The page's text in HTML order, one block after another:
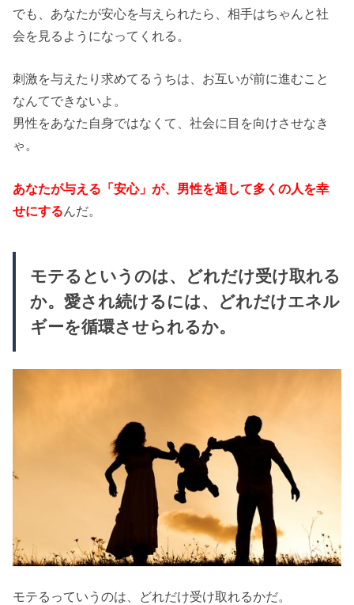
でも、あなたが安心を与えられたら、相手はちゃんと社
会を見るようになってくれる。
刺激を与えたり求めてるうちは、お互いが前に進むこと
なんてできないよ。
男性をあなた自身ではなくて、社会に目を向けさせなき
ゃ。
あなたが与える「安心」が、男性を通して多くの人を幸
せにするんだ。
モテるというのは、どれだけ受け取れる
か。愛され続けるには、どれだけエネル
ギーを循環させられるか。
モテるっていうのは、どれだけ受け取れるかだ。